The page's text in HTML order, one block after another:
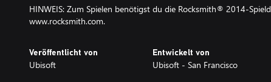
HINWEIS: Zum Spielen benötigst du die Rocksmith® 2014-
www.rocksmith.com.
Veröffentlicht von
Ubisoft
Entwickelt von
Ubisoft - San Francisco